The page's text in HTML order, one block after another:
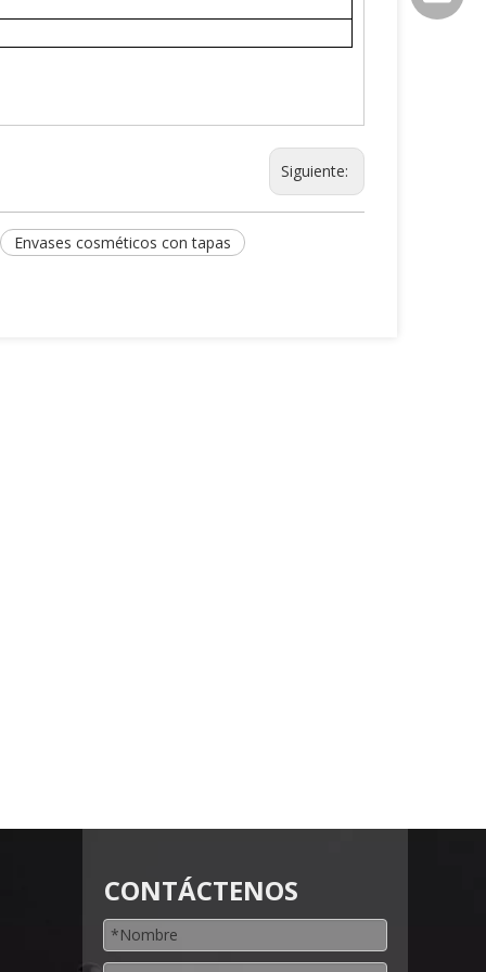
Siguiente:
Envases cosméticos con tapas
CONTÁCTENOS